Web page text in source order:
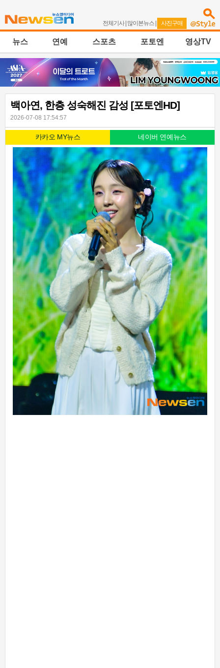
전체기사| 많이본뉴스 | 사진구매
뉴스 연예 스포츠 포토엔 영상TV
백아연, 한층 성숙해진 감성 [포토엔HD]
2026-07-08 17:54:57
카카오 MY뉴스 네이버 연예뉴스